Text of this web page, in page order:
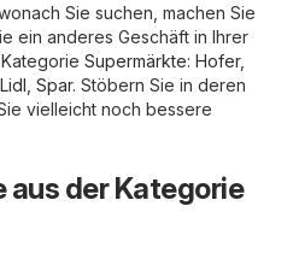
Sie suchen, machen Sie
ein anderes Geschäft in Ihrer
Supermärkte: Hofer,
Lidl Spar. Stöbern Sie in deren
vielleicht noch bessere
der Kategorie